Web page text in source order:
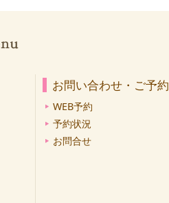
お問い合わせ・ご予約
WEB予約
予約状況
お問合せ